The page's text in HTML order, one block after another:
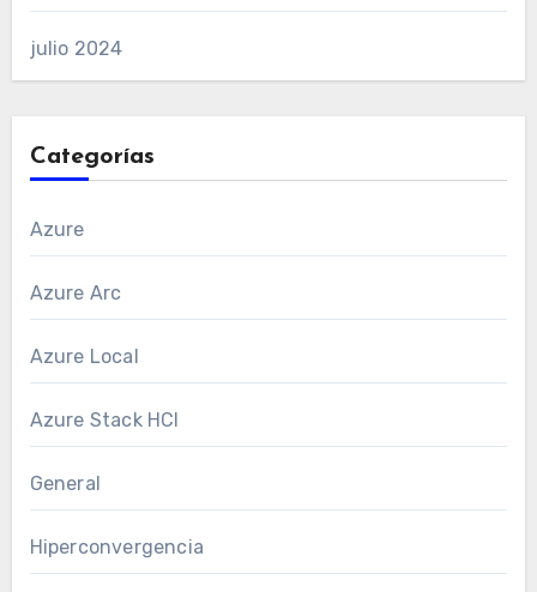
julio 2024
Categorías
Azure
Azure Arc
Azure Local
Azure Stack HCI
General
Hiperconvergencia